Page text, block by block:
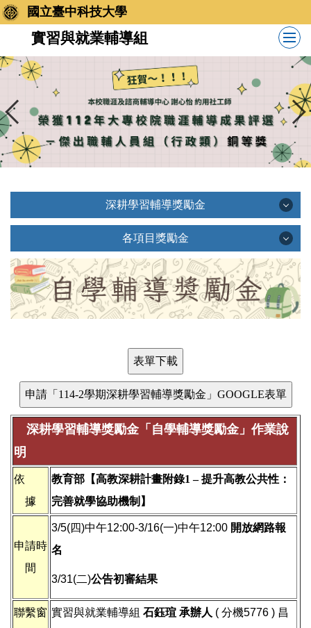
跳
到
要
區
國立臺中科技大學
實習與就業輔導組
深耕學習輔導獎勵金
深耕學習輔導獎勵金
最新消息
申請流程及法規
各項目獎勵金
各項目獎勵金
課後輔導獎勵金
成績優異獎勵金
自學輔導獎勵金
暑期自學獎勵金
學職涯規劃輔導獎勵金
證照考取輔導獎勵金
英檢公益專班
深耕學習輔導獎勵金「自學輔導獎勵金」作業說
明
依
據
教育部【高教深耕計畫附錄1 – 提升高教公共性：
完善就學協助機制】
申請時
間
3/5(四)中午12:00-3/16(一)中午12:00 開放網路報
名
3/31(二)公告初審結果
聯繫窗 實習與就業輔導組 石鈺瑄 承辦人 ( 分機5776 ) 昌